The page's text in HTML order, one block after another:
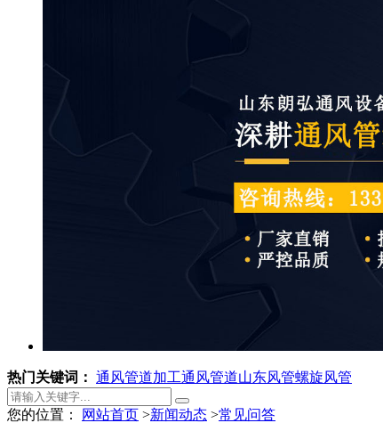
热门关键词： 通风管道加工通风管道山东风管螺旋风管
您的位置： 网站首页 >新闻动态 >常见问答